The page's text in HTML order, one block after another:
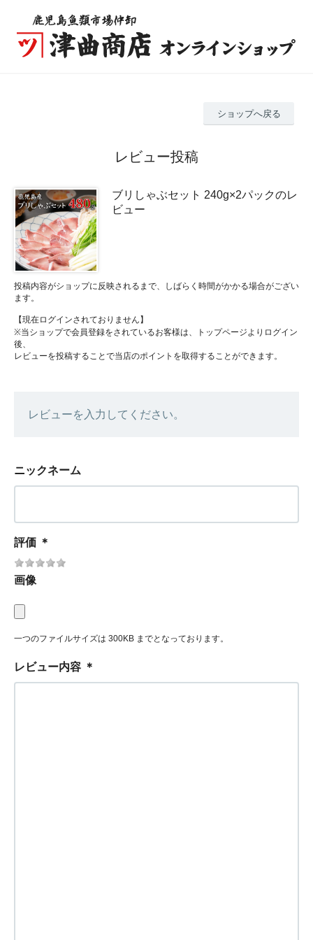
ショップへ戻る
レビュー投稿
ブリしゃぶセット 240g×2パックのレ
ビュー
投稿内容がショップに反映されるまで、しばらく時間がかかる場合がござい
ます。
【現在ログインされておりません】
※当ショップで会員登録をされているお客様は、トップページよりログイン
後、
レビューを投稿することで当店のポイントを取得することができます。
レビューを入力してください。
ニックネーム
評価 ＊
画像
一つのファイルサイズは 300KB までとなっております。
レビュー内容 ＊